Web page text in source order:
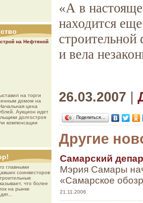
на Нефтяной
на торги
домом на
цена
Аукцион идет
долгостроя
компенсации
главными
соинвесторов
что более
на рынке
«А в
находится
и вела
26.03.2007
Поделиться…
Другие
Самарский
Мэрия Самары
«Самарское
21.11.2006